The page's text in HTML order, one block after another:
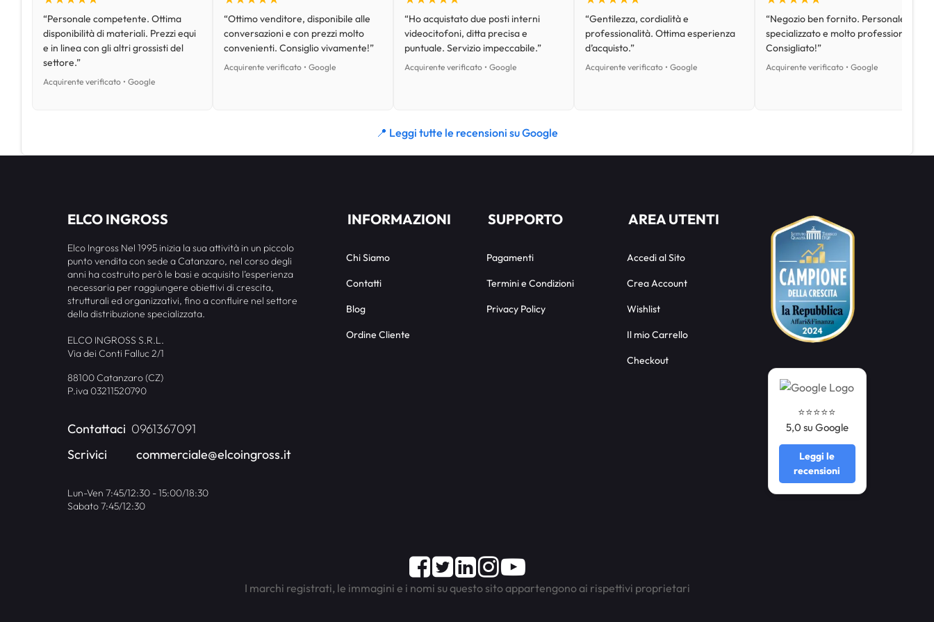
“Personale competente. Ottima
disponibilità di materiali. Prezzi equi
e in linea con gli altri grossisti del
settore.”
Acquirente verificato • Google
“Ottimo venditore, disponibile alle
conversazioni e con prezzi molto
convenienti. Consiglio vivamente!”
Acquirente verificato • Google
“Ho acquistato due posti interni
videocitofoni, ditta precisa e
puntuale. Servizio impeccabile.”
Acquirente verificato • Google
“Gentilezza, cordialità e
professionalità. Ottima esperienza
d’acquisto.”
Acquirente verificato • Google
“Negozio ben fornito. Personale
specializzato e molto professionale.
Consigliato!”
Acquirente verificato • Google
📍 Leggi tutte le recensioni su Google
ELCO INGROSS
Elco Ingross Nel 1995 inizia la sua attività in un piccolo
punto vendita con sede a Catanzaro, nel corso degli
anni ha costruito però le basi e acquisito l’esperienza
necessaria per raggiungere obiettivi di crescita,
strutturali ed organizzativi, fino a confluire nel settore
della distribuzione specializzata.
ELCO INGROSS S.R.L.
Via dei Conti Falluc 2/1
88100 Catanzaro (CZ)
P.iva 03211520790
Contattaci 0961367091
Scrivici
commerciale@elcoingross.it
Lun-Ven 7:45/12:30 - 15:00/18:30
Sabato 7:45/12:30
INFORMAZIONI
Chi Siamo
Contatti
Blog
Ordine Cliente
SUPPORTO
Pagamenti
Termini e Condizioni
Privacy Policy
AREA UTENTI
Accedi al Sito
Crea Account
Wishlist
Il mio Carrello
Checkout
⭐️⭐️⭐️⭐️⭐️
5,0 su Google
Leggi le
recensioni
Facebook
TwitterLinkedInInstagram
Youtube
I marchi registrati, le immagini e i nomi su questo sito appartengono ai rispettivi proprietari